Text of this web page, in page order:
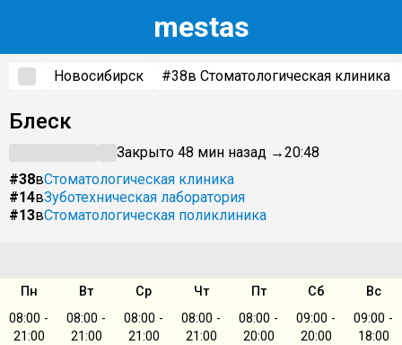
mestas
Новосибирск #38в Стоматологическая клиника
Блеск
Закрыто 48 мин назад →20:48
#38вСтоматологическая клиника
#14вЗуботехническая лаборатория
#13вСтоматологическая поликлиника
Пн Вт Ср Чт Пт Сб
Вс
08:00 -
21:00
08:00 -
21:00
08:00 -
21:00
08:00 -
21:00
08:00 -
20:00
09:00 -
20:00
09:00 -
18:00